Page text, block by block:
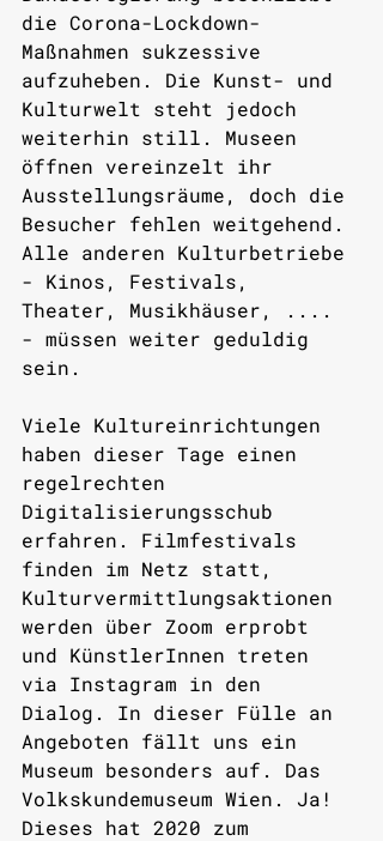
die Corona-Lockdown-
Maßnahmen sukzessive
aufzuheben. Die Kunst- und
Kulturwelt steht jedoch
weiterhin still. Museen
öffnen vereinzelt ihr
Ausstellungsräume, doch die
Besucher fehlen weitgehend.
Alle anderen Kulturbetriebe
- Kinos, Festivals,
Theater, Musikhäuser, ....
- müssen weiter geduldig
sein.
Viele Kultureinrichtungen
haben dieser Tage einen
regelrechten
Digitalisierungsschub
erfahren. Filmfestivals
finden im Netz statt,
Kulturvermittlungsaktionen
werden über Zoom erprobt
und KünstlerInnen treten
via Instagram in den
Dialog. In dieser Fülle an
Angeboten fällt uns ein
Museum besonders auf. Das
Volkskundemuseum Wien. Ja!
Dieses hat 2020 zum